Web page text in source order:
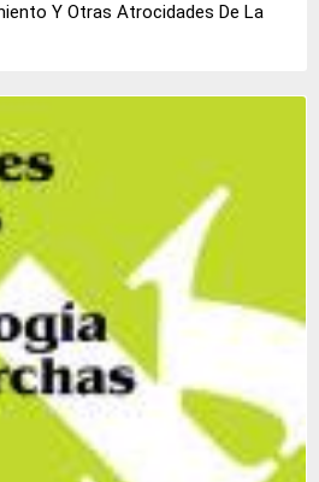
Y Otras Atrocidades De La